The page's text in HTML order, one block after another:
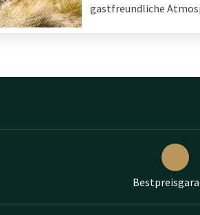
gastfreundliche